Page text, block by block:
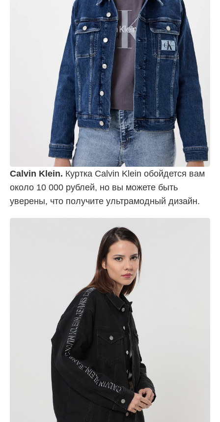
Calvin Klein. Куртка Calvin Klein обойдется вам
около 10 000 рублей, но вы можете быть
уверены, что получите ультрамодный дизайн.